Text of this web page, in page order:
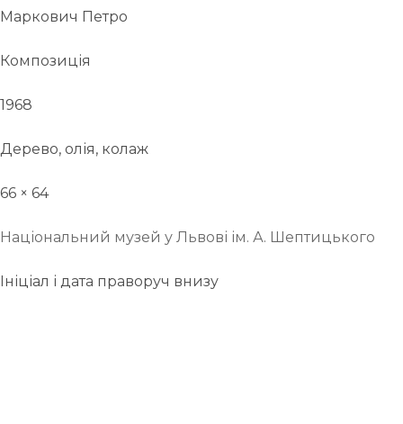
Маркович Петро
Композиція
1968
Дерево, олія, колаж
66 × 64
Національний музей у Львові ім. А. Шептицького
Ініціал і дата праворуч внизу